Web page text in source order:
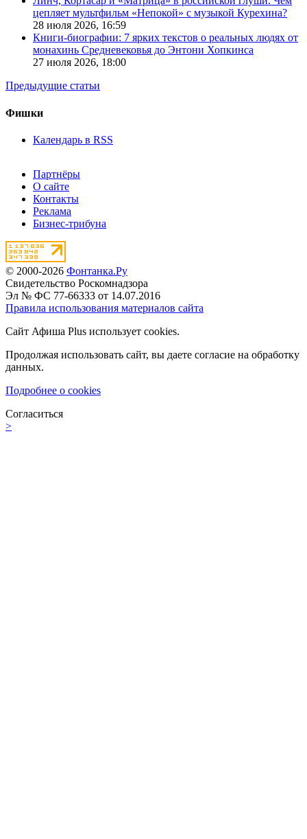
цепляет мультфильм «Непокой» с музыкой Курехина?
28 июля 2026, 16:59
Книги-биографии: 7 ярких текстов о реальных людях от
монахинь Средневековья до Энтони Хопкинса
27 июля 2026, 18:00
Предыдущие статьи
Фишки
Календарь в RSS
Партнёры
О сайте
Контакты
Реклама
Бизнес-трибуна
© 2000-2026 Фонтанка.Ру
Свидетельство Роскомнадзора
Эл № ФС 77-66333 от 14.07.2016
Правила использования материалов сайта
Сайт Афиша Plus использует cookies.
Продолжая использовать сайт, вы даете согласие на обработку
данных.
Подробнее о cookies
Согласиться
>